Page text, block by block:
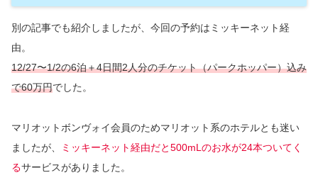
別の記事でも紹介しましたが、今回の予約はミッキーネット経
由。
12/27〜1/2の6泊＋4日間2人分のチケット（パークホッパー）込み
で60万円でした。
マリオットボンヴォイ会員のためマリオット系のホテルとも迷い
ましたが、
ミッキーネット経由だと500mLのお水が24本ついてく
るサービスがありました。